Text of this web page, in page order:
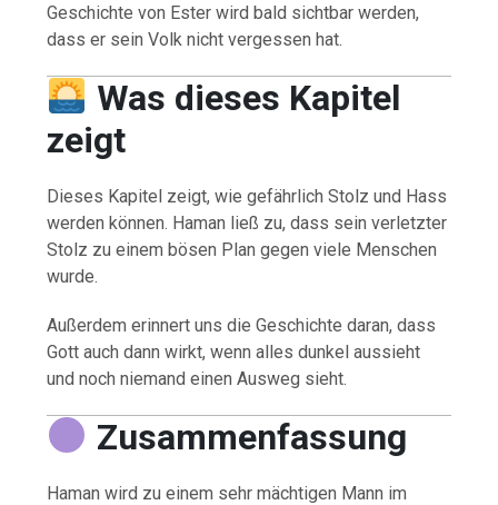
Geschichte von Ester wird bald sichtbar werden,
dass er sein Volk nicht vergessen hat.
Was dieses Kapitel
zeigt
Dieses Kapitel zeigt, wie gefährlich Stolz und Hass
werden können. Haman ließ zu, dass sein verletzter
Stolz zu einem bösen Plan gegen viele Menschen
wurde.
Außerdem erinnert uns die Geschichte daran, dass
Gott auch dann wirkt, wenn alles dunkel aussieht
und noch niemand einen Ausweg sieht.
Zusammenfassung
Haman wird zu einem sehr mächtigen Mann im